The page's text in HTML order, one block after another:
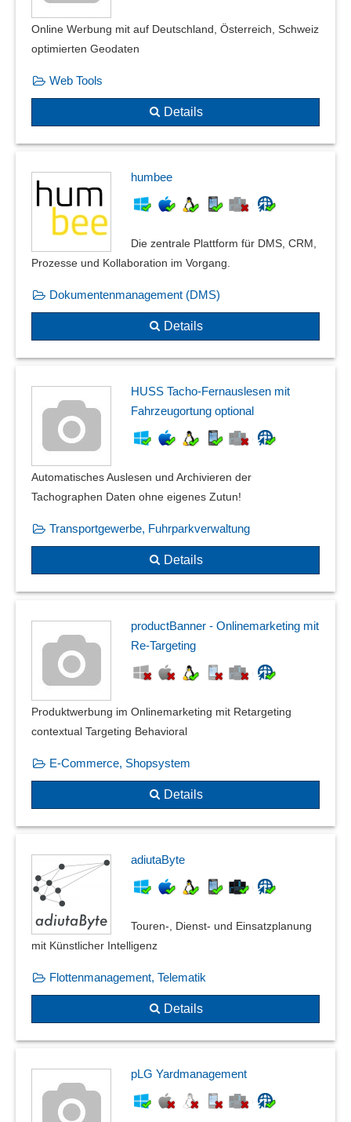
Online Werbung mit auf Deutschland, Österreich, Schweiz
optimierten Geodaten
Web Tools
Details
humbee
Die zentrale Plattform für DMS, CRM,
Prozesse und Kollaboration im Vorgang.
Dokumentenmanagement (DMS)
Details
HUSS Tacho-Fernauslesen mit
Fahrzeugortung optional
Automatisches Auslesen und Archivieren der
Tachographen Daten ohne eigenes Zutun!
Transportgewerbe, Fuhrparkverwaltung
Details
productBanner - Onlinemarketing mit
Re-Targeting
Produktwerbung im Onlinemarketing mit Retargeting
contextual Targeting Behavioral
E-Commerce, Shopsystem
Details
adiutaByte
Touren-, Dienst- und Einsatzplanung
mit Künstlicher Intelligenz
Flottenmanagement, Telematik
Details
pLG Yardmanagement